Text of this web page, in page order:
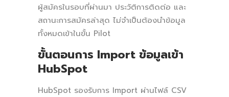
ผู้สมัครในรอบที่ผ่านมา ประวัติการติดต่อ และ
สถานะการสมัครล่าสุด ไม่จำเป็นต้องนำข้อมูล
ทั้งหมดเข้าในขั้น Pilot
ขั้นตอนการ Import ข้อมูลเข้า
HubSpot
HubSpot รองรับการ Import ผ่านไฟล์ CSV